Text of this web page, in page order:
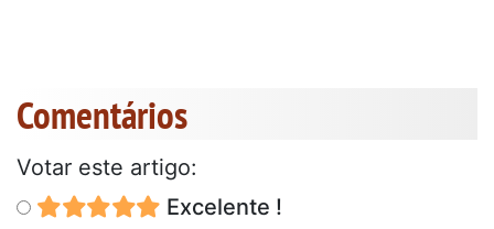
Comentários
Votar este artigo:
Excelente !